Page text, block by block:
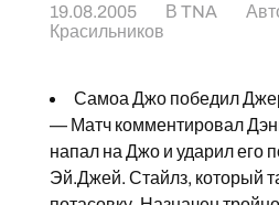
19.08.2005 В TNA
Красильников
Самоа Джо победил
— Матч комментировал
напал на Джо и ударил его
Эй.Джей. Стайлз, который